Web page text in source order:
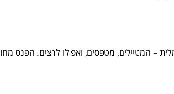
– המטיילים, מטפסים, ואפילו לרצים. הפנס